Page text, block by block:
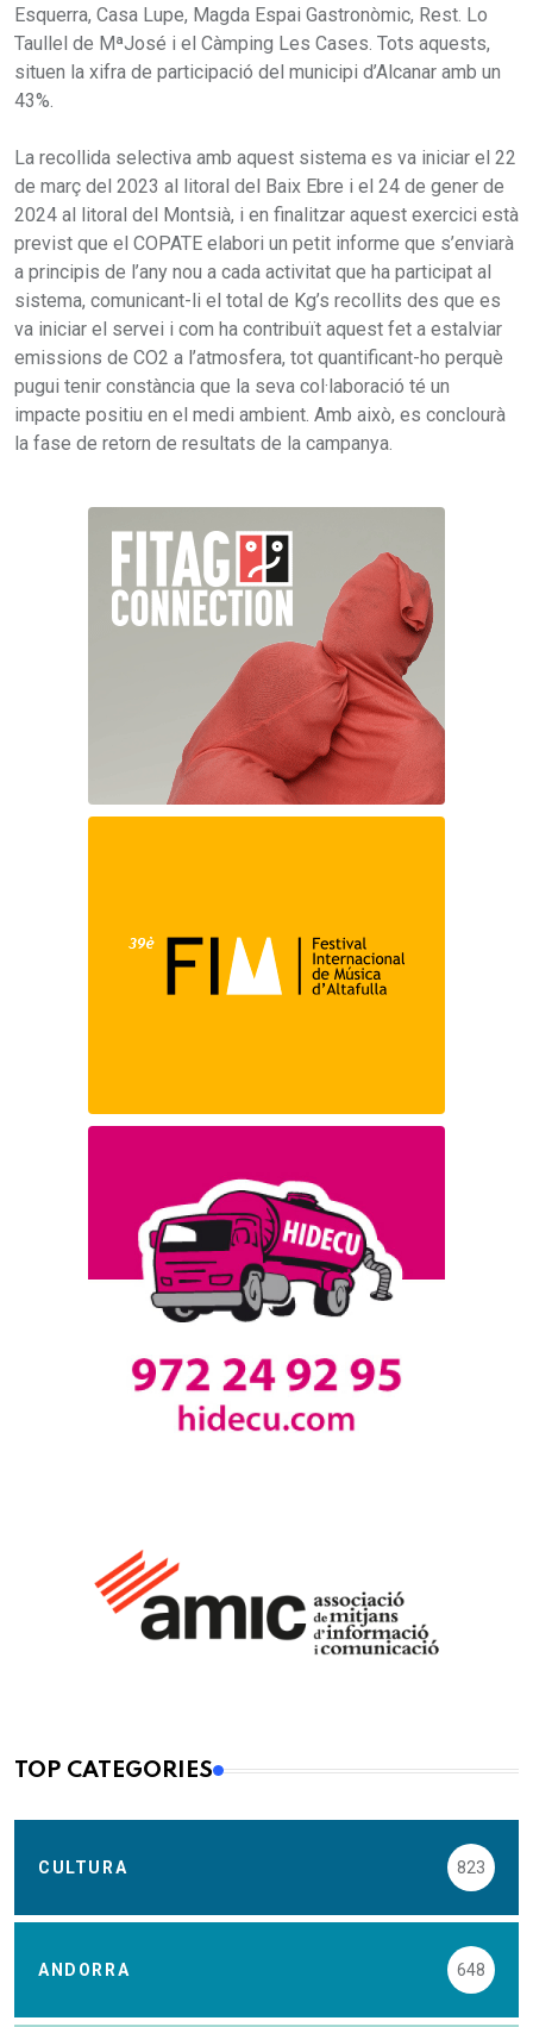
Esquerra, Casa Lupe, Magda Espai Gastronòmic, Rest. Lo
Taullel de MªJosé i el Càmping Les Cases. Tots aquests,
situen la xifra de participació del municipi d’Alcanar amb un
43%.
La recollida selectiva amb aquest sistema es va iniciar el 22
de març del 2023 al litoral del Baix Ebre i el 24 de gener de
2024 al litoral del Montsià, i en finalitzar aquest exercici està
previst que el COPATE elabori un petit informe que s’enviarà
a principis de l’any nou a cada activitat que ha participat al
sistema, comunicant-li el total de Kg’s recollits des que es
va iniciar el servei i com ha contribuït aquest fet a estalviar
emissions de CO2 a l’atmosfera, tot quantificant-ho perquè
pugui tenir constància que la seva col·laboració té un
impacte positiu en el medi ambient. Amb això, es conclourà
la fase de retorn de resultats de la campanya.
TOP CATEGORIES
CULTURA 823
ANDORRA 648